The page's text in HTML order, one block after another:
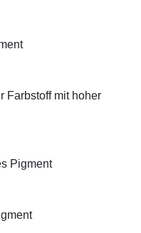
Farbstoff mit hoher
Pigment